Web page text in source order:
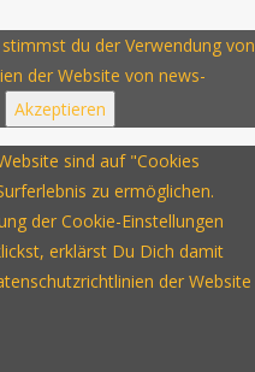
du der Verwendung von
der Website von news-
Akzeptieren
sind auf "Cookies
zu ermöglichen.
der Cookie-Einstellungen
erklärst Du Dich damit
der Website